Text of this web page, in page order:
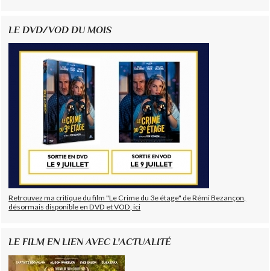
LE DVD/VOD DU MOIS
Retrouvez ma critique du film "Le Crime du 3e étage" de Rémi Bezançon,
désormais disponible en DVD et VOD, ici
LE FILM EN LIEN AVEC L'ACTUALITÉ